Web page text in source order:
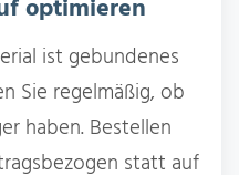
optimieren
ist gebundenes
Sie regelmäßig, ob
haben. Bestellen
statt auf